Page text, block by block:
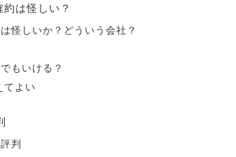
は怪しい？
怪しいか？どういう会社？
もいける？
てよい
判